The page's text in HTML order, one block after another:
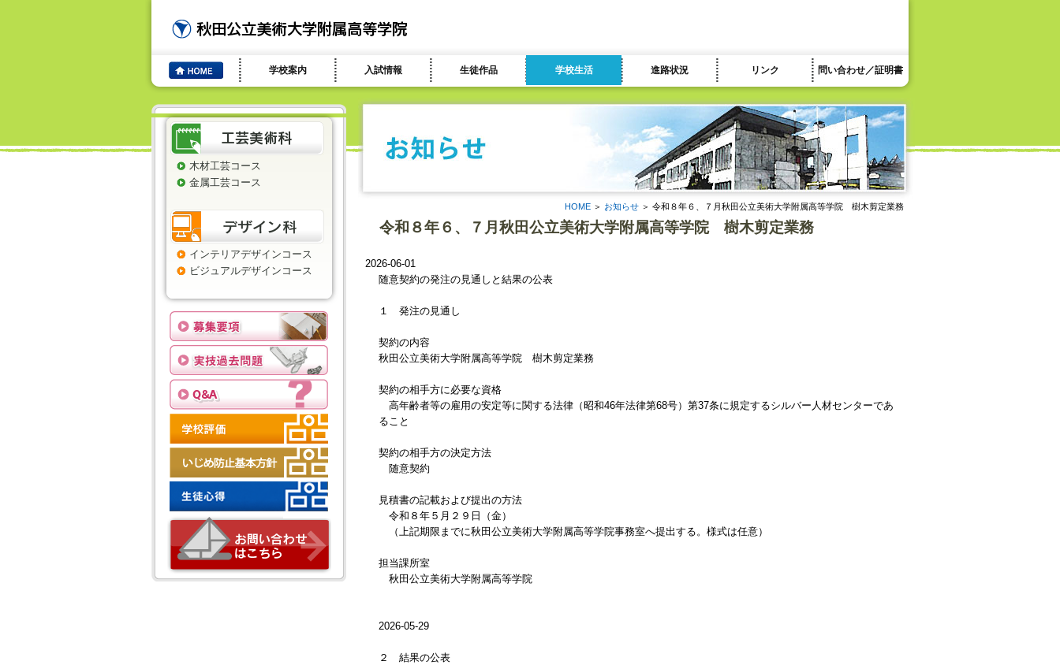
学校案内 入試情報 生徒作品 学校生活 進路状況 リンク 問い合わせ／証明書
木材工芸コース
金属工芸コース
インテリアデザインコース
ビジュアルデザインコース
HOME ＞ お知らせ ＞ 令和８年６、７月秋田公立美術大学附属高等学院 樹木剪定業務
令和８年６、７月秋田公立美術大学附属高等学院 樹木剪定業務
2026-06-01
随意契約の発注の見通しと結果の公表
１ 発注の見通し
契約の内容
秋田公立美術大学附属高等学院 樹木剪定業務
契約の相手方に必要な資格
高年齢者等の雇用の安定等に関する法律（昭和46年法律第68号）第37条に規定するシルバー人材センターであ
ること
契約の相手方の決定方法
随意契約
見積書の記載および提出の方法
令和８年５月２９日（金）
（上記期限までに秋田公立美術大学附属高等学院事務室へ提出する。様式は任意）
担当課所室
秋田公立美術大学附属高等学院
2026-05-29
２ 結果の公表